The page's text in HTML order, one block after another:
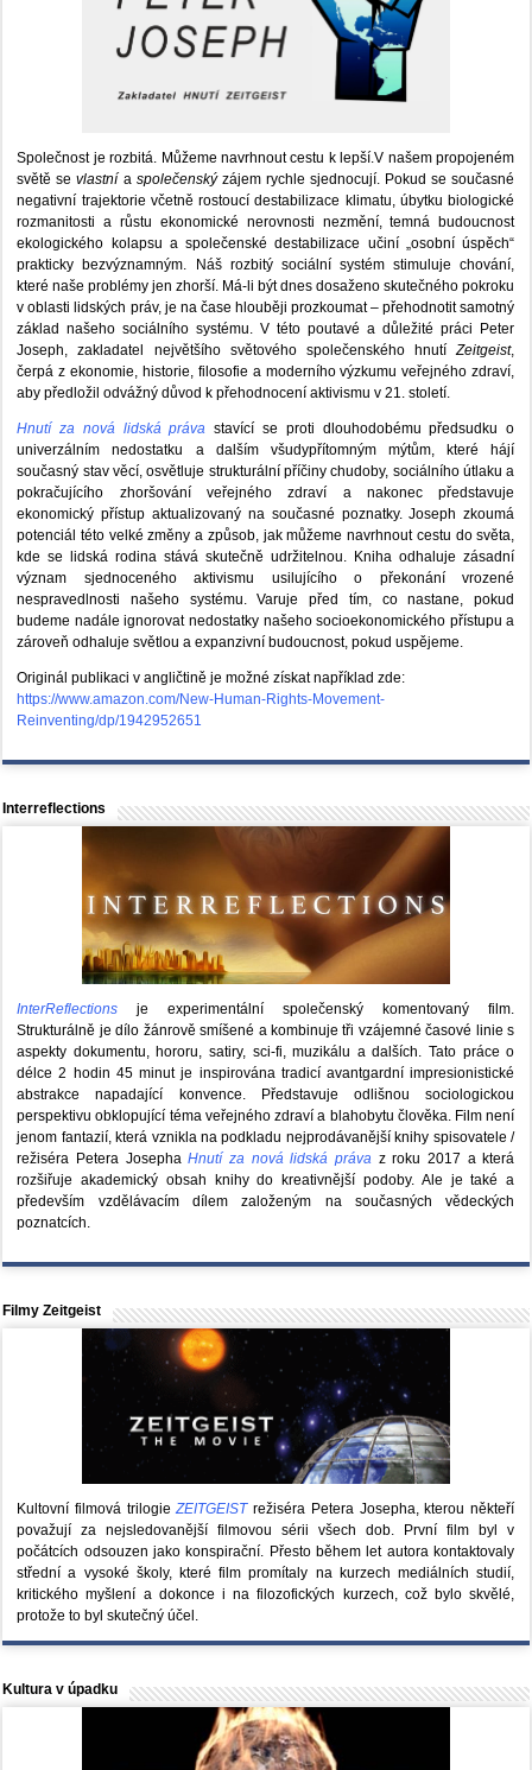
Společnost je rozbitá. Můžeme navrhnout cestu k lepší.V našem propojeném
světě sevlastní a společenskýzájem rychle sjednocují. Pokud se současné
negativní trajektorie včetně rostoucí destabilizace klimatu, úbytku biologické
rozmanitosti a růstu ekonomické nerovnosti nezmění, temná budoucnost
ekologického kolapsu a společenské destabilizace učiní „osobní úspěch“
prakticky bezvýznamným. Náš rozbitý sociální systém stimuluje chování,
které naše problémy jen zhorší. Má-li být dnes dosaženo skutečného pokroku
v oblasti lidských práv, je na čase hlouběji prozkoumat – přehodnotit samotný
základ našeho sociálního systému. V této poutavé a důležité práci Peter
Joseph, zakladatel největšího světového společenského hnutíZeitgeist,
čerpá z ekonomie, historie, filosofie a moderního výzkumu veřejného zdraví,
aby předložil odvážný důvod k přehodnocení aktivismu v 21. století.
Hnutí za nová lidská práva stavící se proti dlouhodobému předsudku o
univerzálním nedostatku a dalším všudypřítomným mýtům, které hájí
současný stav věcí, osvětluje strukturální příčiny chudoby, sociálního útlaku a
pokračujícího zhoršování veřejného zdraví a nakonec představuje
ekonomický přístup aktualizovaný na současné poznatky. Joseph zkoumá
potenciál této velké změny a způsob, jak můžeme navrhnout cestu do světa,
kde se lidská rodina stává skutečně udržitelnou. Kniha odhaluje zásadní
význam sjednoceného aktivismu usilujícího o překonání vrozené
nespravedlnosti našeho systému. Varuje před tím, co nastane, pokud
budeme nadále ignorovat nedostatky našeho socioekonomického přístupu a
zároveň odhaluje světlou a expanzivní budoucnost, pokud uspějeme.
Originál publikaci v angličtině je možné získat například zde:
https://www.amazon.com/New-Human-Rights-Movement-
Reinventing/dp/1942952651
Interreflections
InterReflections je experimentální společenský komentovaný film.
Strukturálně je dílo žánrově smíšené a kombinuje tři vzájemné časové linie s
aspekty dokumentu, hororu, satiry, sci-fi, muzikálu a dalších. Tato práce o
délce 2 hodin 45 minut je inspirována tradicí avantgardní impresionistické
abstrakce napadající konvence. Představuje odlišnou sociologickou
perspektivu obklopující téma veřejného zdraví a blahobytu člověka. Film není
jenom fantazií, která vznikla na podkladu nejprodávanější knihy spisovatele /
režiséra Petera JosephaHnutí za nová lidská právaz roku 2017 a která
rozšiřuje akademický obsah knihy do kreativnější podoby. Ale je také a
především vzdělávacím dílem založeným na současných vědeckých
poznatcích.
Filmy Zeitgeist
Kultovní filmová trilogieZEITGEISTrežiséra Petera Josepha, kterou někteří
považují za nejsledovanější filmovou sérii všech dob. První film byl v
počátcích odsouzen jako konspirační. Přesto během let autora kontaktovaly
střední a vysoké školy, které film promítaly na kurzech mediálních studií,
kritického myšlení a dokonce i na filozofických kurzech, což bylo skvělé,
protože to byl skutečný účel.
Kultura v úpadku